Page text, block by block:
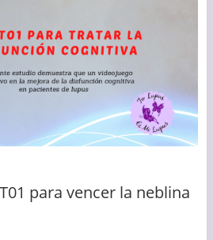
para vencer la neblina